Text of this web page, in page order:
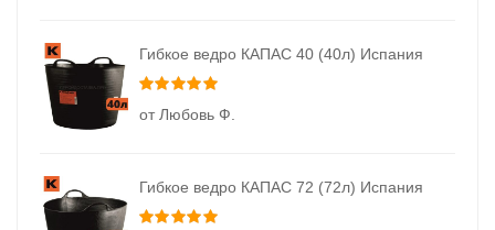
Гибкое ведро КАПАС 40 (40л) Испания
от Любовь Ф.
Гибкое ведро КАПАС 72 (72л) Испания